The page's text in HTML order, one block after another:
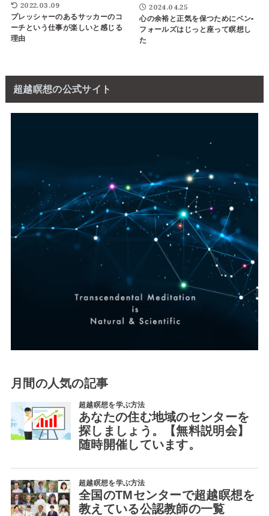
2022.03.09
プレッシャーのあるサッカーのコ
ーチという仕事が楽しいと感じる
理由
2024.04.25
心の余裕と正気を保つためにベン•
フォールズはじっと座って瞑想し
た
超越瞑想の公式サイト
月間の人気の記事